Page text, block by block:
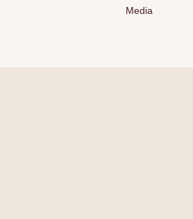
Media